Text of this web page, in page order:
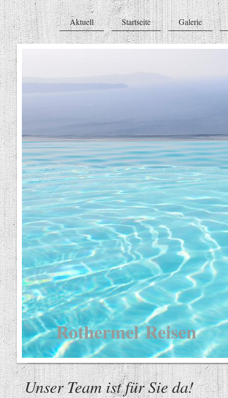
Aktuell Startseite Galerie
Rothermel Reisen
Unser Team ist für Sie da!